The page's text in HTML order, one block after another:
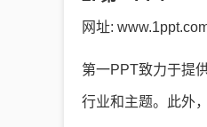
网址:
第一PPT致力于提
行业和主题。此外